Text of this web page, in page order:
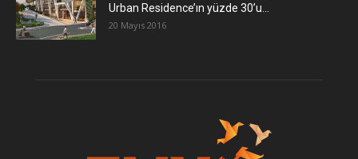
Urban Residence’ın yüzde 30’u...
20 Mayıs 2016